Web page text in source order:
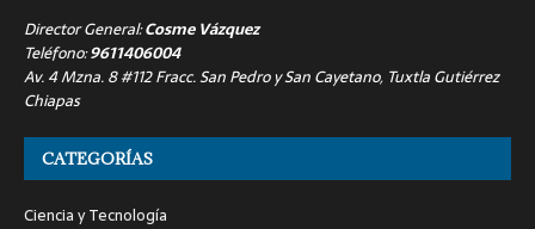
Director General:Cosme Vázquez
Teléfono:9611406004
Av. 4 Mzna. 8 #112 Fracc. San Pedro y San Cayetano, Tuxtla Gutiérrez
Chiapas
CATEGORÍAS
Ciencia y Tecnología